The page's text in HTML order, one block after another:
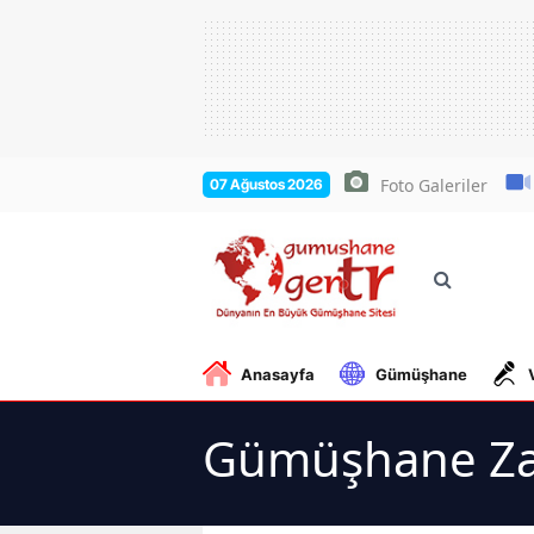
07 Ağustos 2026 Foto Galeriler
Anasayfa Gümüşhane
Gümüşhane